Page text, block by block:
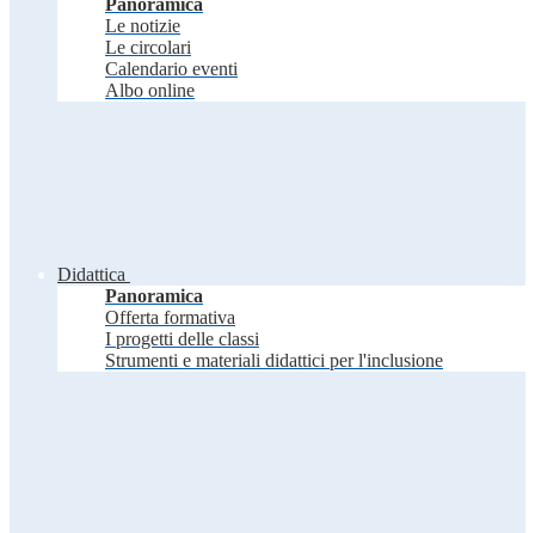
Panoramica
Le notizie
Le circolari
Calendario eventi
Albo online
Didattica
Panoramica
Offerta formativa
I progetti delle classi
Strumenti e materiali didattici per l'inclusione